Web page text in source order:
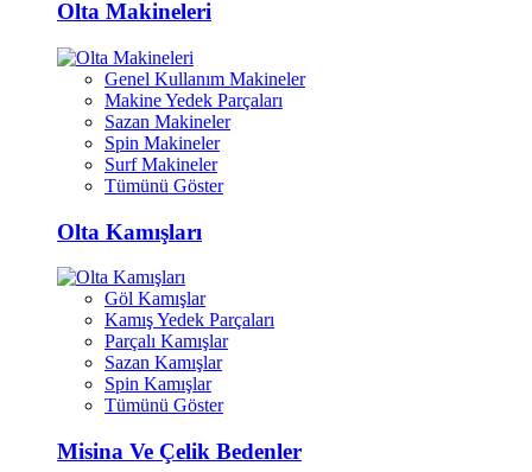
Olta Makineleri
Genel Kullanım Makineler
Makine Yedek Parçaları
Sazan Makineler
Spin Makineler
Surf Makineler
Tümünü Göster
Olta Kamışları
Göl Kamışlar
Kamış Yedek Parçaları
Parçalı Kamışlar
Sazan Kamışlar
Spin Kamışlar
Tümünü Göster
Misina Ve Çelik Bedenler